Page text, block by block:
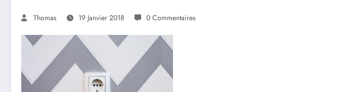
Thomas 19 Janvier 2018 0 Commentaires